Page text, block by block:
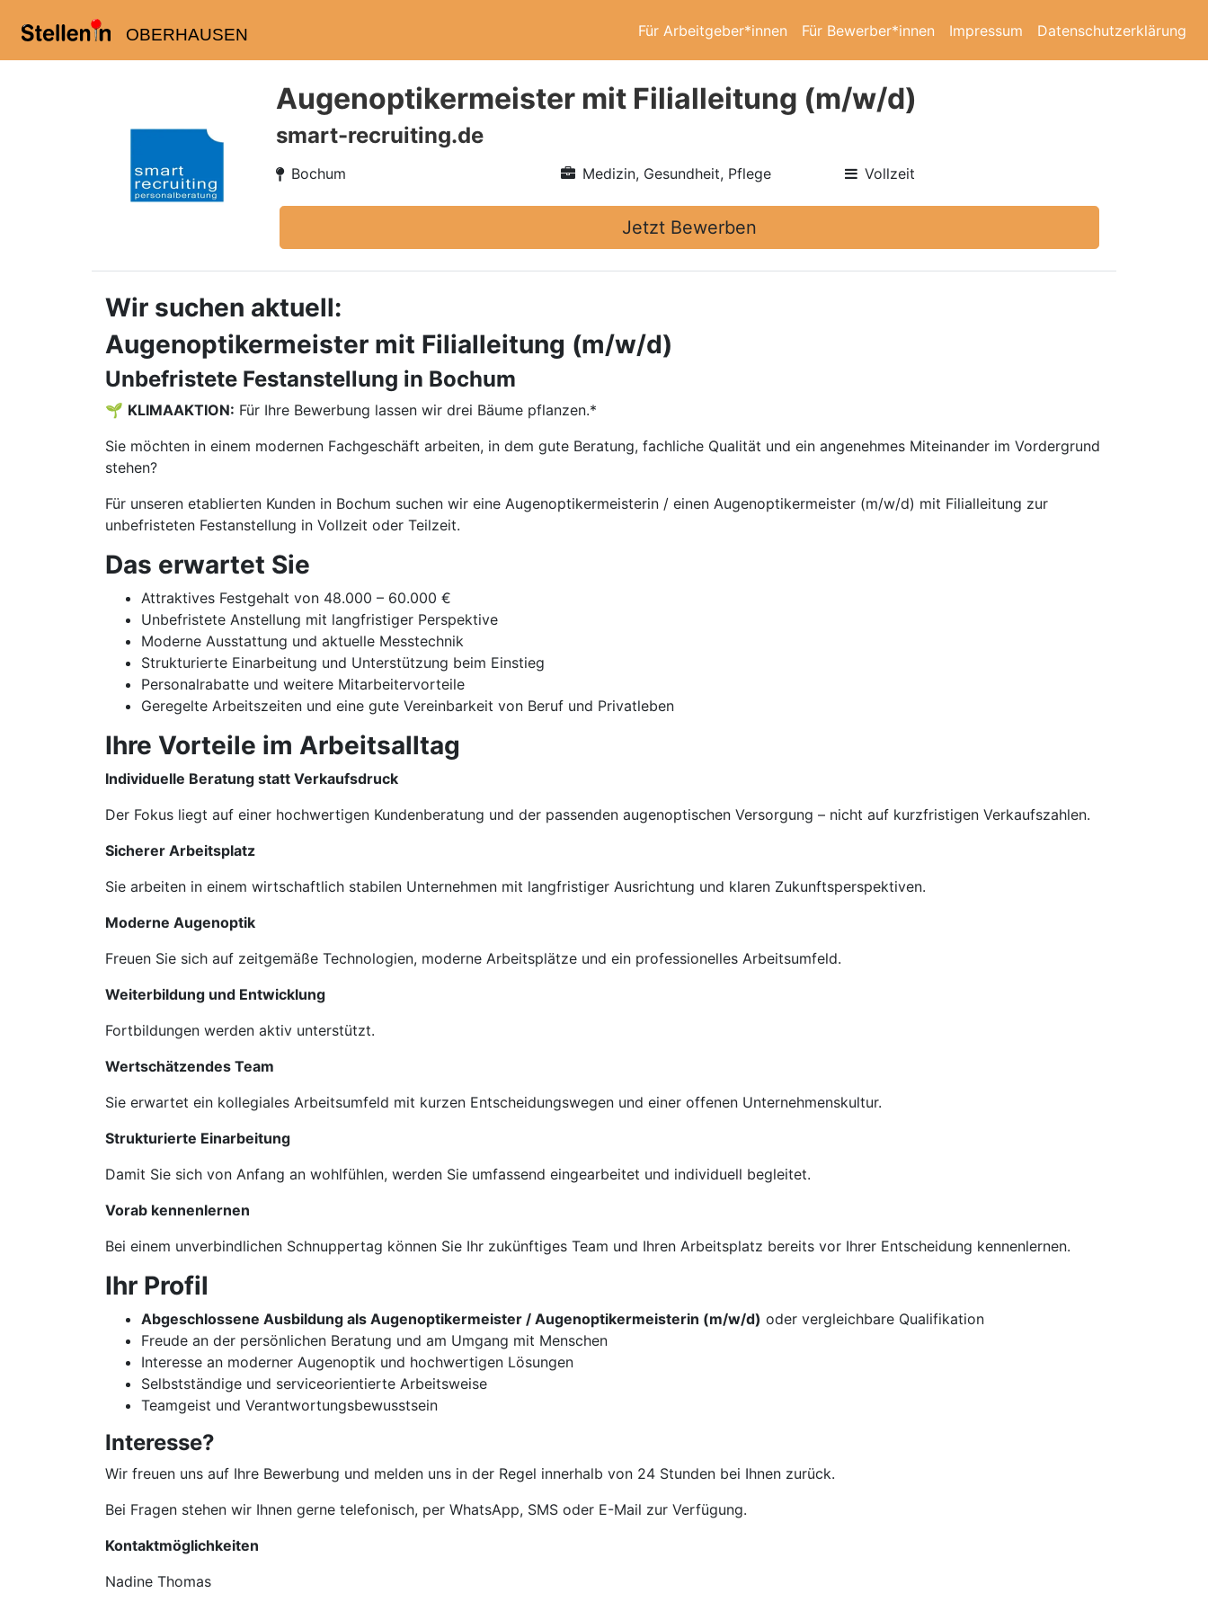
OBERHAUSEN Für Arbeitgeber*innen Für Bewerber*innen Impressum Datenschutzerklärung
Augenoptikermeister mit Filialleitung (m/w/d)
smart-recruiting.de
Bochum Medizin, Gesundheit, Pflege Vollzeit
Jetzt Bewerben
Wir suchen aktuell:
Augenoptikermeister mit Filialleitung (m/w/d)
Unbefristete Festanstellung in Bochum
🌱 KLIMAAKTION: Für Ihre Bewerbung lassen wir drei Bäume pflanzen.*
Sie möchten in einem modernen Fachgeschäft arbeiten, in dem gute Beratung, fachliche Qualität und ein angenehmes Miteinander im Vordergrund
stehen?
Für unseren etablierten Kunden in Bochum suchen wir eine Augenoptikermeisterin / einen Augenoptikermeister (m/w/d) mit Filialleitung zur
unbefristeten Festanstellung in Vollzeit oder Teilzeit.
Das erwartet Sie
Attraktives Festgehalt von 48.000 – 60.000 €
Unbefristete Anstellung mit langfristiger Perspektive
Moderne Ausstattung und aktuelle Messtechnik
Strukturierte Einarbeitung und Unterstützung beim Einstieg
Personalrabatte und weitere Mitarbeitervorteile
Geregelte Arbeitszeiten und eine gute Vereinbarkeit von Beruf und Privatleben
Ihre Vorteile im Arbeitsalltag
Individuelle Beratung statt Verkaufsdruck
Der Fokus liegt auf einer hochwertigen Kundenberatung und der passenden augenoptischen Versorgung – nicht auf kurzfristigen Verkaufszahlen.
Sicherer Arbeitsplatz
Sie arbeiten in einem wirtschaftlich stabilen Unternehmen mit langfristiger Ausrichtung und klaren Zukunftsperspektiven.
Moderne Augenoptik
Freuen Sie sich auf zeitgemäße Technologien, moderne Arbeitsplätze und ein professionelles Arbeitsumfeld.
Weiterbildung und Entwicklung
Fortbildungen werden aktiv unterstützt.
Wertschätzendes Team
Sie erwartet ein kollegiales Arbeitsumfeld mit kurzen Entscheidungswegen und einer offenen Unternehmenskultur.
Strukturierte Einarbeitung
Damit Sie sich von Anfang an wohlfühlen, werden Sie umfassend eingearbeitet und individuell begleitet.
Vorab kennenlernen
Bei einem unverbindlichen Schnuppertag können Sie Ihr zukünftiges Team und Ihren Arbeitsplatz bereits vor Ihrer Entscheidung kennenlernen.
Ihr Profil
Abgeschlossene Ausbildung als Augenoptikermeister / Augenoptikermeisterin (m/w/d) oder vergleichbare Qualifikation
Freude an der persönlichen Beratung und am Umgang mit Menschen
Interesse an moderner Augenoptik und hochwertigen Lösungen
Selbstständige und serviceorientierte Arbeitsweise
Teamgeist und Verantwortungsbewusstsein
Interesse?
Wir freuen uns auf Ihre Bewerbung und melden uns in der Regel innerhalb von 24 Stunden bei Ihnen zurück.
Bei Fragen stehen wir Ihnen gerne telefonisch, per WhatsApp, SMS oder E-Mail zur Verfügung.
Kontaktmöglichkeiten
Nadine Thomas